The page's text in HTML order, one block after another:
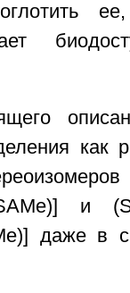
как
и
даже в